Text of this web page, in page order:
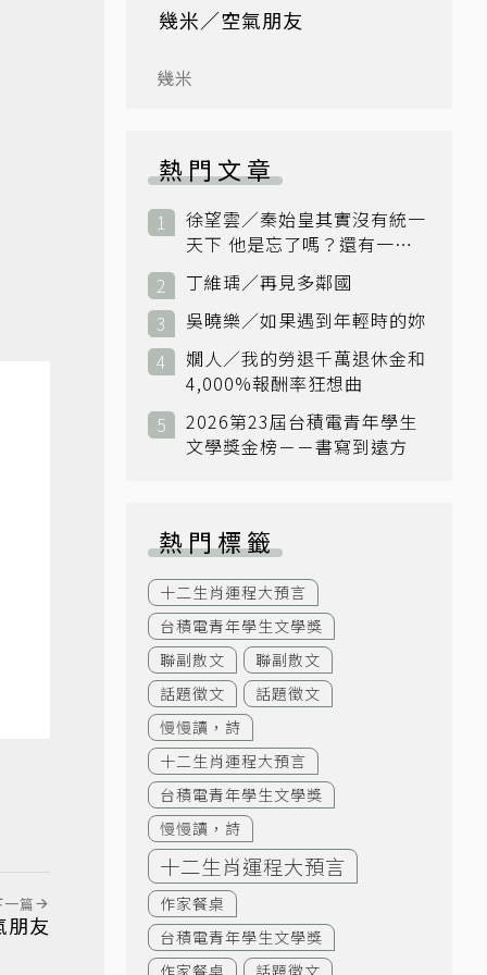
一篇
朋友
幾米／空氣朋友
幾米
熱門文章
徐望雲／秦始皇其實沒有統一
天下 他是忘了嗎？還有一個
小國：衛國
丁維瑀／再見多鄰國
吳曉樂／如果遇到年輕時的妳
嫺人／我的勞退千萬退休金和
4,000%報酬率狂想曲
2026第23屆台積電青年學生
文學獎金榜－－書寫到遠方
熱門標籤
十二生肖運程大預言
台積電青年學生文學獎
聯副散文
聯副散文
話題徵文
話題徵文
慢慢讀，詩
十二生肖運程大預言
台積電青年學生文學獎
慢慢讀，詩
十二生肖運程大預言
作家餐桌
台積電青年學生文學獎
作家餐桌
話題徵文